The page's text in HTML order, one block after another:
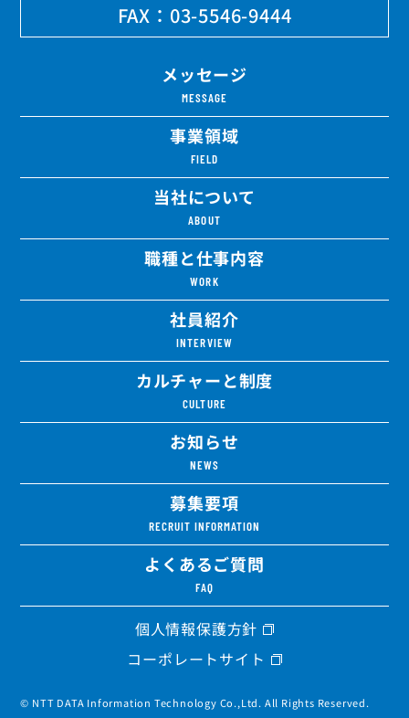
FAX： 03-5546-9444
メッセージ
MESSAGE
事業領域
FIELD
当社について
ABOUT
職種と仕事内容
WORK
社員紹介
INTERVIEW
カルチャーと制度
CULTURE
お知らせ
NEWS
募集要項
RECRUIT INFORMATION
よくあるご質問
FAQ
個人情報保護方針
コーポレートサイト
© NTT DATA Information Technology Co.,Ltd. All Rights Reserved.